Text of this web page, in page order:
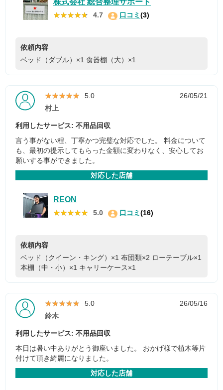
株式会社 総合整理サポート
★★★★★
★★★★★ 4.7 口コミ(3)
依頼内容
ベッド（ダブル）×1 食器棚（大）×1
★★★★★
★★★★★ 5.0
26/05/21
村上
利用したサービス: 不用品回収
言う事がない程、丁寧かつ完璧な対応でした。 料金について
も、最初の提示してもらった金額に変わりなく、安心してお
願いする事ができました。
対応した店舗
REON
★★★★★
★★★★★ 5.0 口コミ(16)
依頼内容
ベッド（クイーン・キング）×1 布団類×2 ローテーブル×1
本棚（中・小）×1 キャリーケース×1
★★★★★
★★★★★ 5.0
26/05/16
鈴木
利用したサービス: 不用品回収
本日は暑い中ありがとう御座いました。 おかげ様で植木等片
付けて頂き綺麗になりました。
対応した店舗